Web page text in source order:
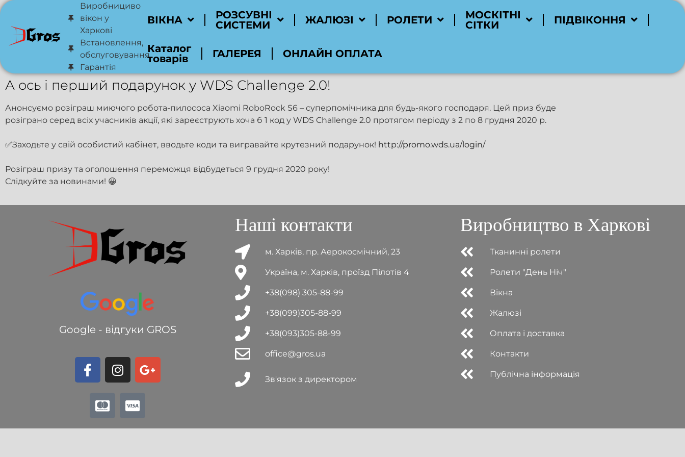
Виробнициво
вікон у
Харкові
Встановлення,
обслуговування
Гарантія
ВІКНА
РОЗСУВНІ
СИСТЕМИ
ЖАЛЮЗІ РОЛЕТИ
МОСКІТНІ
СІТКИ
ПІДВІКОННЯ
Каталог
товарів
ГАЛЕРЕЯ ОНЛАЙН ОПЛАТА
А ось і перший подарунок у WDS Challenge 2.0!
Анонсуємо розіграш миючого робота-пилососа Xiaomi RoboRock S6 – суперпомічника для будь-якого господаря. Цей приз буде
розіграно серед всіх учасників акції, які зареєструють хоча б 1 код у WDS Challenge 2.0 протягом періоду з 2 по 8 грудня 2020 р.
✅Заходьте у свій особистий кабінет, вводьте коди та вигравайте крутезний подарунок! http://promo.wds.ua/login/
Розіграш призу та оголошення переможця відбудеться 9 грудня 2020 року!
Слідкуйте за новинами! 😀
Google - відгуки GROS
Наші контакти
м. Харків, пр. Аерокосмічний, 23
Україна, м. Харків, проїзд Пілотів 4
+38(098) 305-88-99
+38(099)305-88-99
+38(093)305-88-99
office@gros.ua
Зв'язок з директором
Виробництво в Харкові
Тканинні ролети
Ролети "День Ніч"
Вікна
Жалюзі
Оплата і доставка
Контакти
Публічна інформація